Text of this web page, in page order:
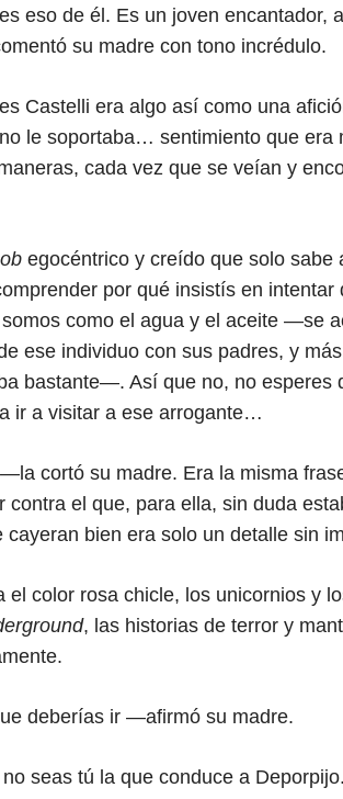
eso de él. Es un joven encantador,
su madre con tono incrédulo.
Castelli era algo así como una
le soportaba… sentimiento que era
cada vez que se veían y
egocéntrico y creído que solo
por qué insistís en
como el agua y el aceite —se
ese individuo con sus padres, y
bastante—. Así que no, no esperes
ir a visitar a ese arrogante…
cortó su madre. Era la misma
contra el que, para ella, sin duda
bien era solo un detalle sin
color rosa chicle, los unicornios y
, las historias de terror y
deberías ir —afirmó su madre.
seas tú la que conduce a